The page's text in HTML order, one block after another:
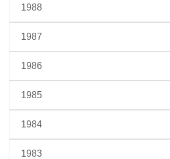
1988
1987
1986
1985
1984
1983